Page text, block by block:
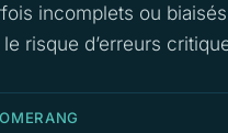
incomplets ou
risque d’erreurs